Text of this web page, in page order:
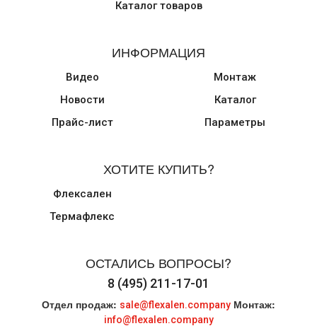
Каталог товаров
ИНФОРМАЦИЯ
Видео
Новости
Прайс-лист
Монтаж
Каталог
Параметры
ХОТИТЕ КУПИТЬ?
Флексален
Термафлекс
ОСТАЛИСЬ ВОПРОСЫ?
8 (495) 211-17-01
Отдел продаж: sale@flexalen.company Монтаж:
info@flexalen.company